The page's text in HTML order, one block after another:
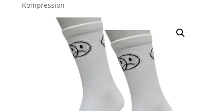
Kompression